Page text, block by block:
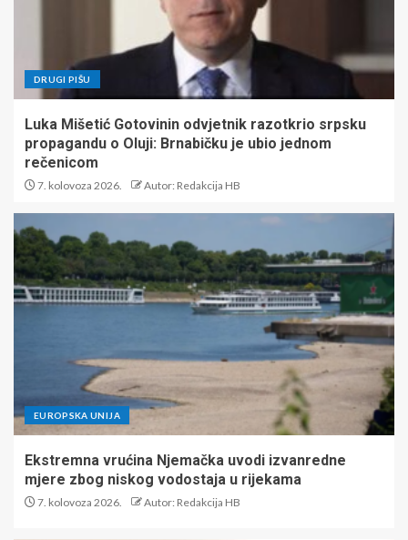
DRUGI PIŠU
Luka Mišetić Gotovinin odvjetnik razotkrio srpsku
propagandu o Oluji: Brnabičku je ubio jednom
rečenicom
7. kolovoza 2026. Autor: Redakcija HB
EUROPSKA UNIJA
Ekstremna vrućina Njemačka uvodi izvanredne
mjere zbog niskog vodostaja u rijekama
7. kolovoza 2026. Autor: Redakcija HB